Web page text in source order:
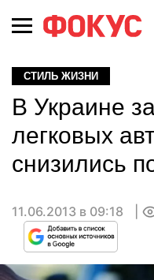
СТИЛЬ ЖИЗНИ
В Украине
легковых
снизились
11.06.2013 в 09:18